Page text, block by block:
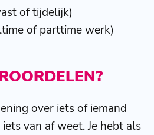
of tijdelijk)
of parttime werk)
over iets of iemand
van af weet. Je hebt als